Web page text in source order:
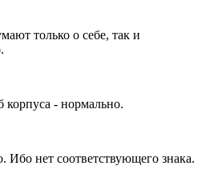
только о себе, так и
корпуса - нормально.
Ибо нет соответствующего знака.